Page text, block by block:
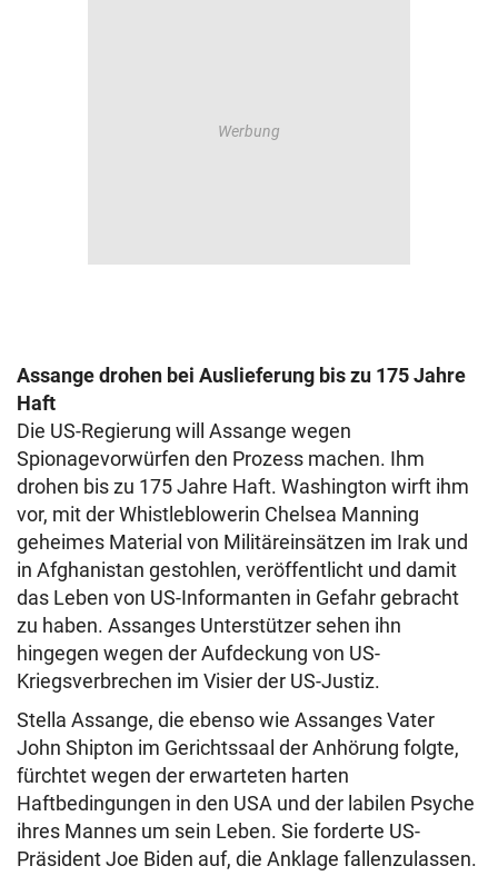
Assange drohen bei Auslieferung bis zu 175 Jahre
Haft
Die US-Regierung will Assange wegen
Spionagevorwürfen den Prozess machen. Ihm
drohen bis zu 175 Jahre Haft. Washington wirft ihm
vor, mit der Whistleblowerin Chelsea Manning
geheimes Material von Militäreinsätzen im Irak und
in Afghanistan gestohlen, veröffentlicht und damit
das Leben von US-Informanten in Gefahr gebracht
zu haben. Assanges Unterstützer sehen ihn
hingegen wegen der Aufdeckung von US-
Kriegsverbrechen im Visier der US-Justiz.
Stella Assange, die ebenso wie Assanges Vater
John Shipton im Gerichtssaal der Anhörung folgte,
fürchtet wegen der erwarteten harten
Haftbedingungen in den USA und der labilen Psyche
ihres Mannes um sein Leben. Sie forderte US-
Präsident Joe Biden auf, die Anklage fallenzulassen.